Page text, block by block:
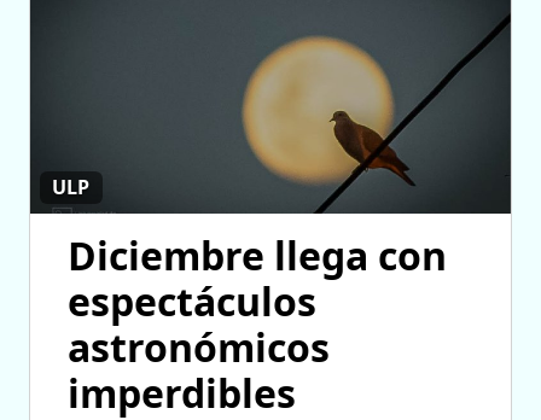
ULP
Diciembre llega con
espectáculos
astronómicos
imperdibles